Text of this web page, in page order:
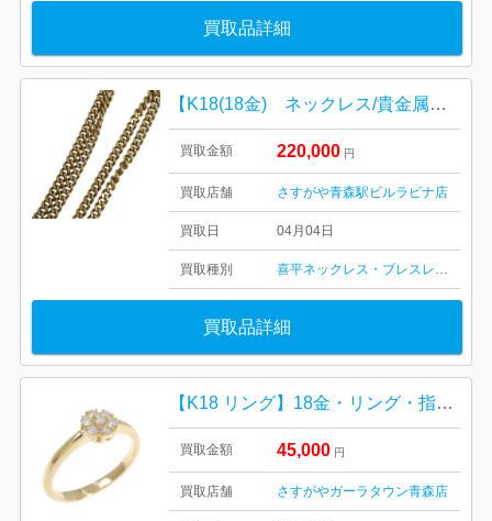
買取品詳細
【K18(18金) ネックレス/貴金属・ネックレス・リング・アクセサリー・メンズ・レディース】
買取金額 220,000 円
買取店舗 さすがや青森駅ビルラビナ店
買取日 04月04日
買取種別 喜平ネックレス・ブレスレット
買取品詳細
【K18 リング】18金・リング・指輪・貴金属・アクセサリー・ジュエリー
買取金額 45,000 円
買取店舗 さすがやガーラタウン青森店